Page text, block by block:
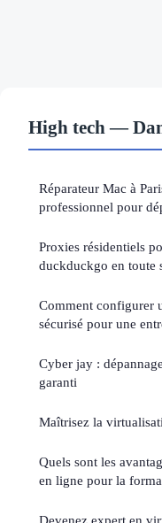
High tech —
Réparateur Mac à
professionnel pour
Proxies résidentiels
duckduckgo en toute
Comment configurer
sécurisé pour une
Cyber jay :
garanti
Maîtrisez la
Quels sont les
en ligne pour la